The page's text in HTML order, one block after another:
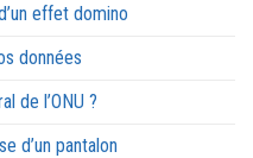
effet domino
données
de l’ONU ?
d’un pantalon